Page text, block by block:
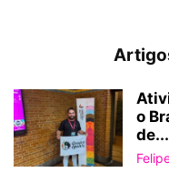
o
de...